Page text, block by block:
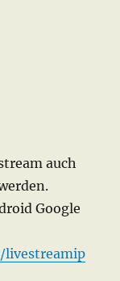
auch
Google
livestreamip